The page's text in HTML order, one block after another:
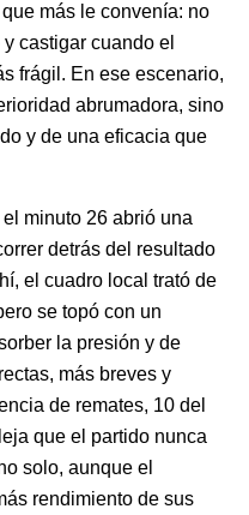
más le convenía: no
castigar cuando el
frágil. En ese escenario,
abrumadora, sino
y de una eficacia que
minuto 26 abrió una
detrás del resultado
el cuadro local trató de
se topó con un
la presión y de
más breves y
de remates, 10 del
que el partido nunca
solo, aunque el
rendimiento de sus